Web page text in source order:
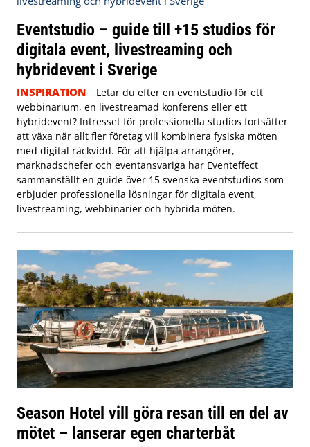
Eventstudio – guide till +15 studios för
digitala event, livestreaming och
hybridevent i Sverige
INSPIRATION
Letar du efter en eventstudio för ett
webbinarium, en livestreamad konferens eller ett
hybridevent? Intresset för professionella studios fortsätter
att växa när allt fler företag vill kombinera fysiska möten
med digital räckvidd. För att hjälpa arrangörer,
marknadschefer och eventansvariga har Eventeffect
sammanställt en guide över 15 svenska eventstudios som
erbjuder professionella lösningar för digitala event,
livestreaming, webbinarier och hybrida möten.
Season Hotel vill göra resan till en del av
mötet – lanserar egen charterbåt